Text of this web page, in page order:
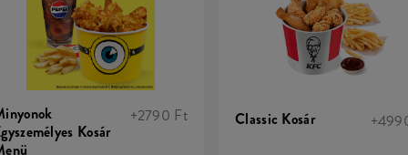
Kosár
+2790 Ft Classic Kosár